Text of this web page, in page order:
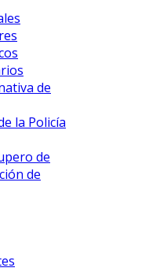
de
la Policía
de
de